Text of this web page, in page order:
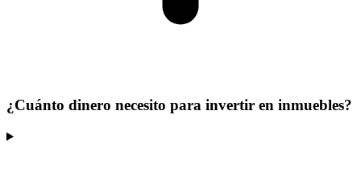
¿Cuánto dinero necesito para invertir en inmuebles?